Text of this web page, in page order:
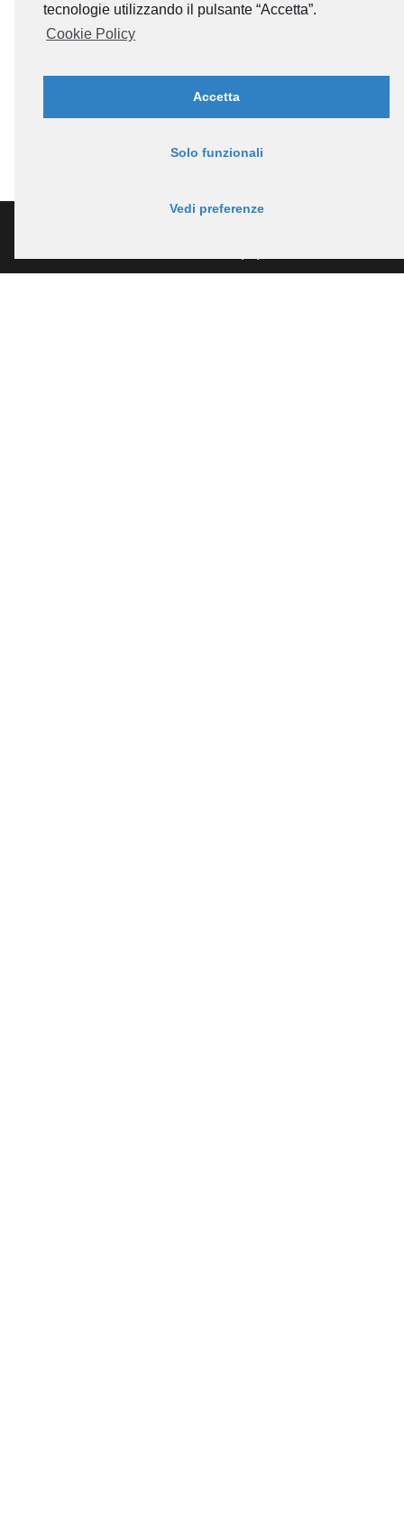
tecnologie utilizzando il pulsante “Accetta”.
Cookie Policy
Accetta
Solo funzionali
Vedi preferenze